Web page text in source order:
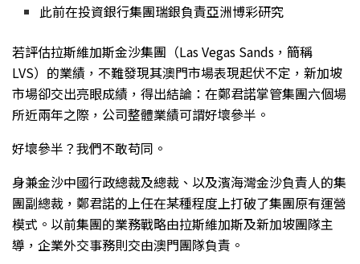
此前在投資銀行集團瑞銀負責亞洲博彩研究
若評估拉斯維加斯金沙集團（Las Vegas Sands，簡稱
LVS）的業績，不難發現其澳門市場表現起伏不定，新加坡
市場卻交出亮眼成績，得出結論：在鄭君諾掌管集團六個場
所近兩年之際，公司整體業績可謂好壞參半。
好壞參半？我們不敢苟同。
身兼金沙中國行政總裁及總裁、以及濱海灣金沙負責人的集
團副總裁，鄭君諾的上任在某種程度上打破了集團原有運營
模式。以前集團的業務戰略由拉斯維加斯及新加坡團隊主
導，企業外交事務則交由澳門團隊負責。